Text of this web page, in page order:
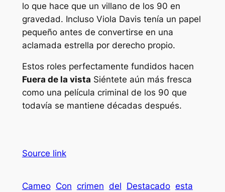
lo que hace que un villano de los 90 en
gravedad. Incluso Viola Davis tenía un papel
pequeño antes de convertirse en una
aclamada estrella por derecho propio.
Estos roles perfectamente fundidos hacen
Fuera de la vista Siéntete aún más fresca
como una película criminal de los 90 que
todavía se mantiene décadas después.
Source link
Cameo Con crimen del Destacado esta